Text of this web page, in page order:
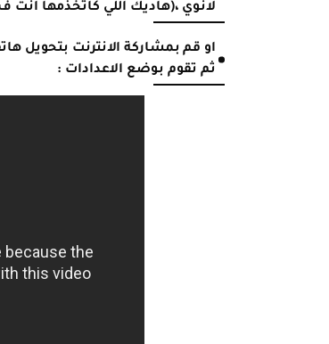
لانوي ،(هاديك اللي كاتخذمها انت
او قم بمشاركة الانترنت بتحويل
ثم تقوم بوضع الاعدادات :